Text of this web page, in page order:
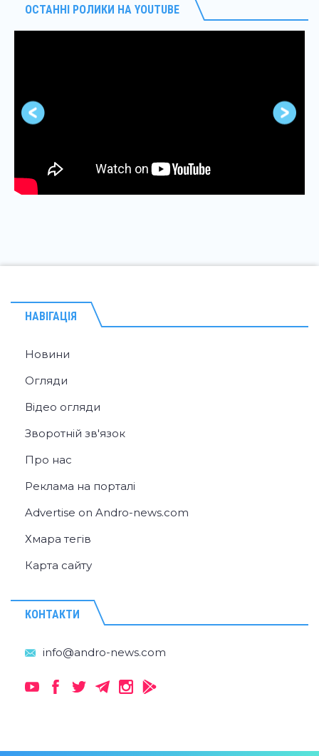
ОСТАННІ РОЛИКИ НА YOUTUBE
НАВІГАЦІЯ
Новини
Огляди
Відео огляди
Зворотній зв'язок
Про нас
Реклама на порталі
Advertise on Andro-news.com
Хмара тегів
Карта сайту
КОНТАКТИ